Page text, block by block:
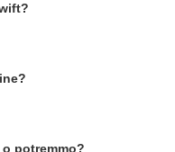
potremmo?